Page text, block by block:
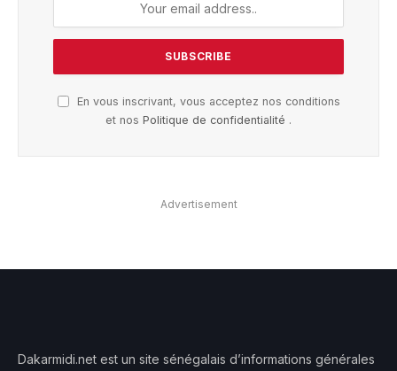
En vous inscrivant, vous acceptez nos conditions
et nos Politique de confidentialité .
Advertisement
Dakarmidi.net est un site sénégalais d’informations générales